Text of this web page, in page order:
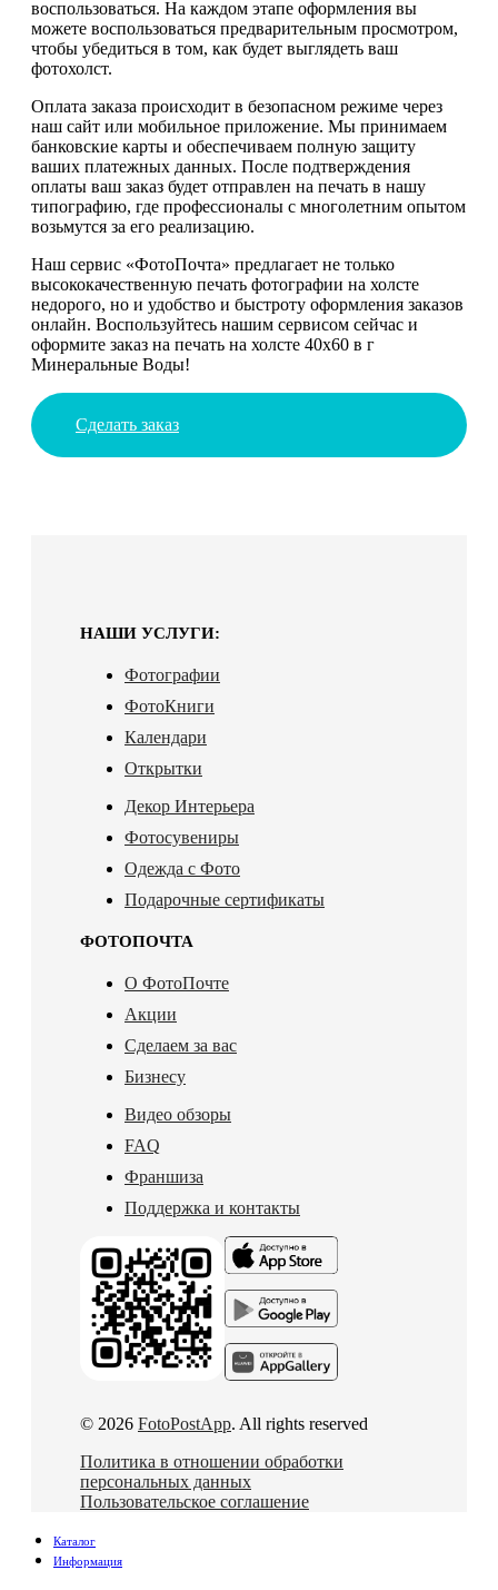
воспользоваться. На каждом этапе оформления вы
можете воспользоваться предварительным просмотром,
чтобы убедиться в том, как будет выглядеть ваш
фотохолст.
Оплата заказа происходит в безопасном режиме через
наш сайт или мобильное приложение. Мы принимаем
банковские карты и обеспечиваем полную защиту
ваших платежных данных. После подтверждения
оплаты ваш заказ будет отправлен на печать в нашу
типографию, где профессионалы с многолетним опытом
возьмутся за его реализацию.
Наш сервис «ФотоПочта» предлагает не только
высококачественную печать фотографии на холсте
недорого, но и удобство и быстроту оформления заказов
онлайн. Воспользуйтесь нашим сервисом сейчас и
оформите заказ на печать на холсте 40х60 в г
Минеральные Воды!
Сделать заказ
НАШИ УСЛУГИ:
Фотографии
ФотоКниги
Календари
Открытки
Декор Интерьера
Фотосувениры
Одежда с Фото
Подарочные сертификаты
ФОТОПОЧТА
О ФотоПочте
Акции
Сделаем за вас
Бизнесу
Видео обзоры
FAQ
Франшиза
Поддержка и контакты
© 2026 FotoPostApp. All rights reserved
Политика в отношении обработки
персональных данных
Пользовательское соглашение
Каталог
Информация